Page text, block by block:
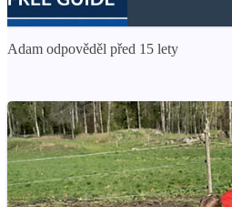
Adam odpověděl před 15 lety